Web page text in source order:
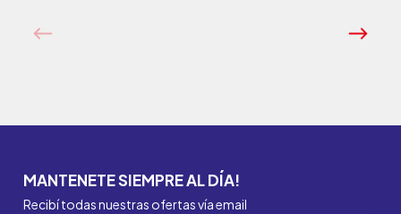
MANTENETE SIEMPRE AL DÍA!
Recibí todas nuestras ofertas vía email